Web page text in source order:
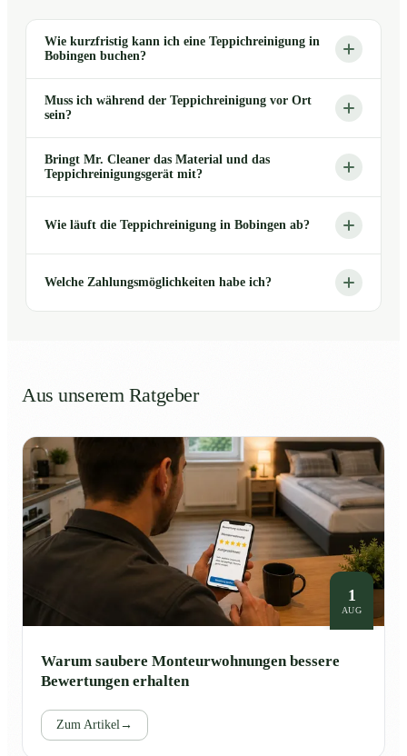
Wie kurzfristig kann ich eine Teppichreinigung in
Bobingen buchen?
Muss ich während der Teppichreinigung vor Ort
sein?
Bringt Mr. Cleaner das Material und das
Teppichreinigungsgerät mit?
Wie läuft die Teppichreinigung in Bobingen ab?
Welche Zahlungsmöglichkeiten habe ich?
Aus unserem Ratgeber
1
AUG
Warum saubere Monteurwohnungen bessere
Bewertungen erhalten
Zum Artikel→